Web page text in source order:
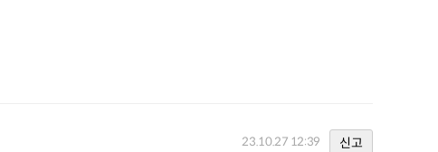
23.10.27 12:39
신고